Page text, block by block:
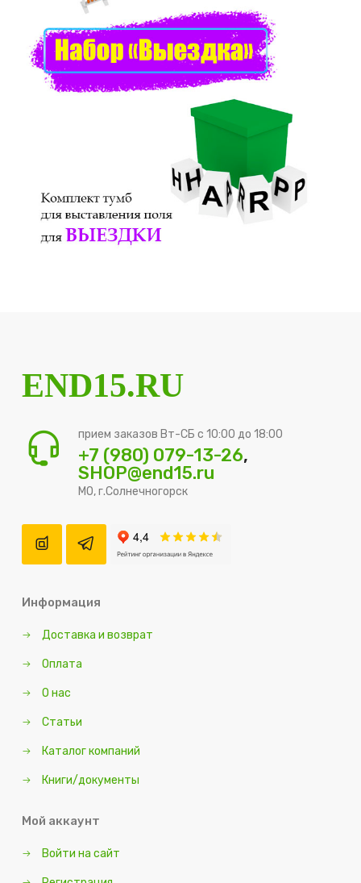
END15.RU
прием заказов Вт-СБ с 10:00 до 18:00
+7 (980) 079-13-26,
SHOP@end15.ru
МО, г.Солнечногорск
Информация
Доставка и возврат
Оплата
О нас
Статьи
Каталог компаний
Книги/документы
Мой аккаунт
Войти на сайт